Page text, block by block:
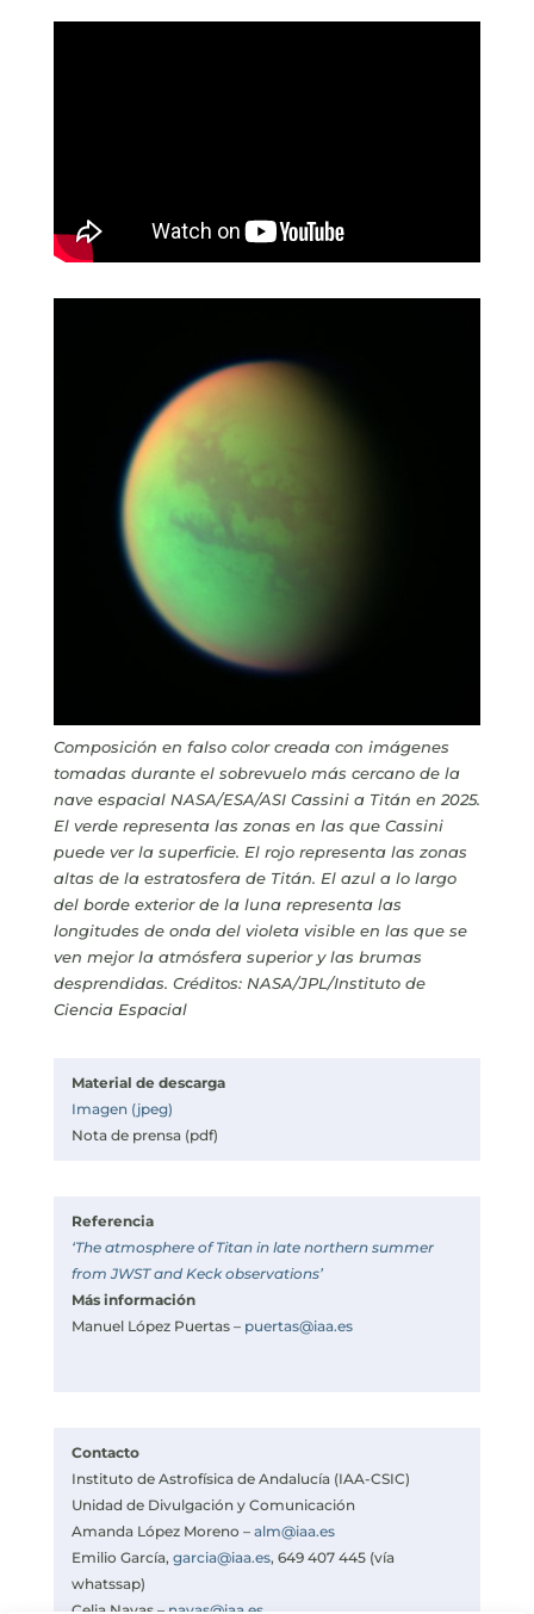
Composición en falso color creada con imágenes
tomadas durante el sobrevuelo más cercano de la
nave espacial NASA/ESA/ASI Cassini a Titán en 2025.
El verde representa las zonas en las que Cassini
puede ver la superficie. El rojo representa las zonas
altas de la estratosfera de Titán. El azul a lo largo
del borde exterior de la luna representa las
longitudes de onda del violeta visible en las que se
ven mejor la atmósfera superior y las brumas
desprendidas. Créditos: NASA/JPL/Instituto de
Ciencia Espacial
Material de descarga
Imagen (jpeg)
Nota de prensa (pdf)
Referencia
‘The atmosphere of Titan in late northern summer
from JWST and Keck observations’
Más información
Manuel López Puertas – puertas@iaa.es
Contacto
Instituto de Astrofísica de Andalucía (IAA-CSIC)
Unidad de Divulgación y Comunicación
Amanda López Moreno – alm@iaa.es
Emilio García, garcia@iaa.es, 649 407 445 (vía
whatssap)
Celia Navas –navas@iaa.es